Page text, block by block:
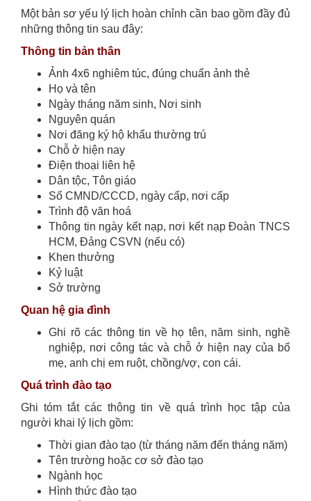
Một bản sơ yếu lý lịch hoàn chỉnh cần bao gồm đầy đủ
những thông tin sau đây:
Thông tin bản thân
Ảnh 4x6 nghiêm túc, đúng chuẩn ảnh thẻ
Họ và tên
Ngày tháng năm sinh, Nơi sinh
Nguyên quán
Nơi đăng ký hộ khẩu thường trú
Chỗ ở hiện nay
Điện thoại liên hệ
Dân tộc, Tôn giáo
Số CMND/CCCD, ngày cấp, nơi cấp
Trình độ văn hoá
Thông tin ngày kết nạp, nơi kết nạp Đoàn TNCS
HCM, Đảng CSVN (nếu có)
Khen thưởng
Kỷ luật
Sở trường
Quan hệ gia đình
Ghi rõ các thông tin về họ tên, năm sinh, nghề
nghiệp, nơi công tác và chỗ ở hiện nay của bố
mẹ, anh chị em ruột, chồng/vợ, con cái.
Quá trình đào tạo
Ghi tóm tắt các thông tin về quá trình học tập của
người khai lý lịch gồm:
Thời gian đào tạo (từ tháng năm đến tháng năm)
Tên trường hoặc cơ sở đào tạo
Ngành học
Hình thức đào tạo